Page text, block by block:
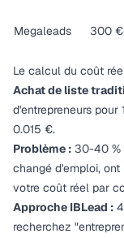
Megaleads 300
Le calcul du coût
Achat de liste
d'entrepreneurs
0.015 €.
Problème : 30-40 %
changé d'emploi, ont
votre coût réel par
Approche IBLead :
recherchez